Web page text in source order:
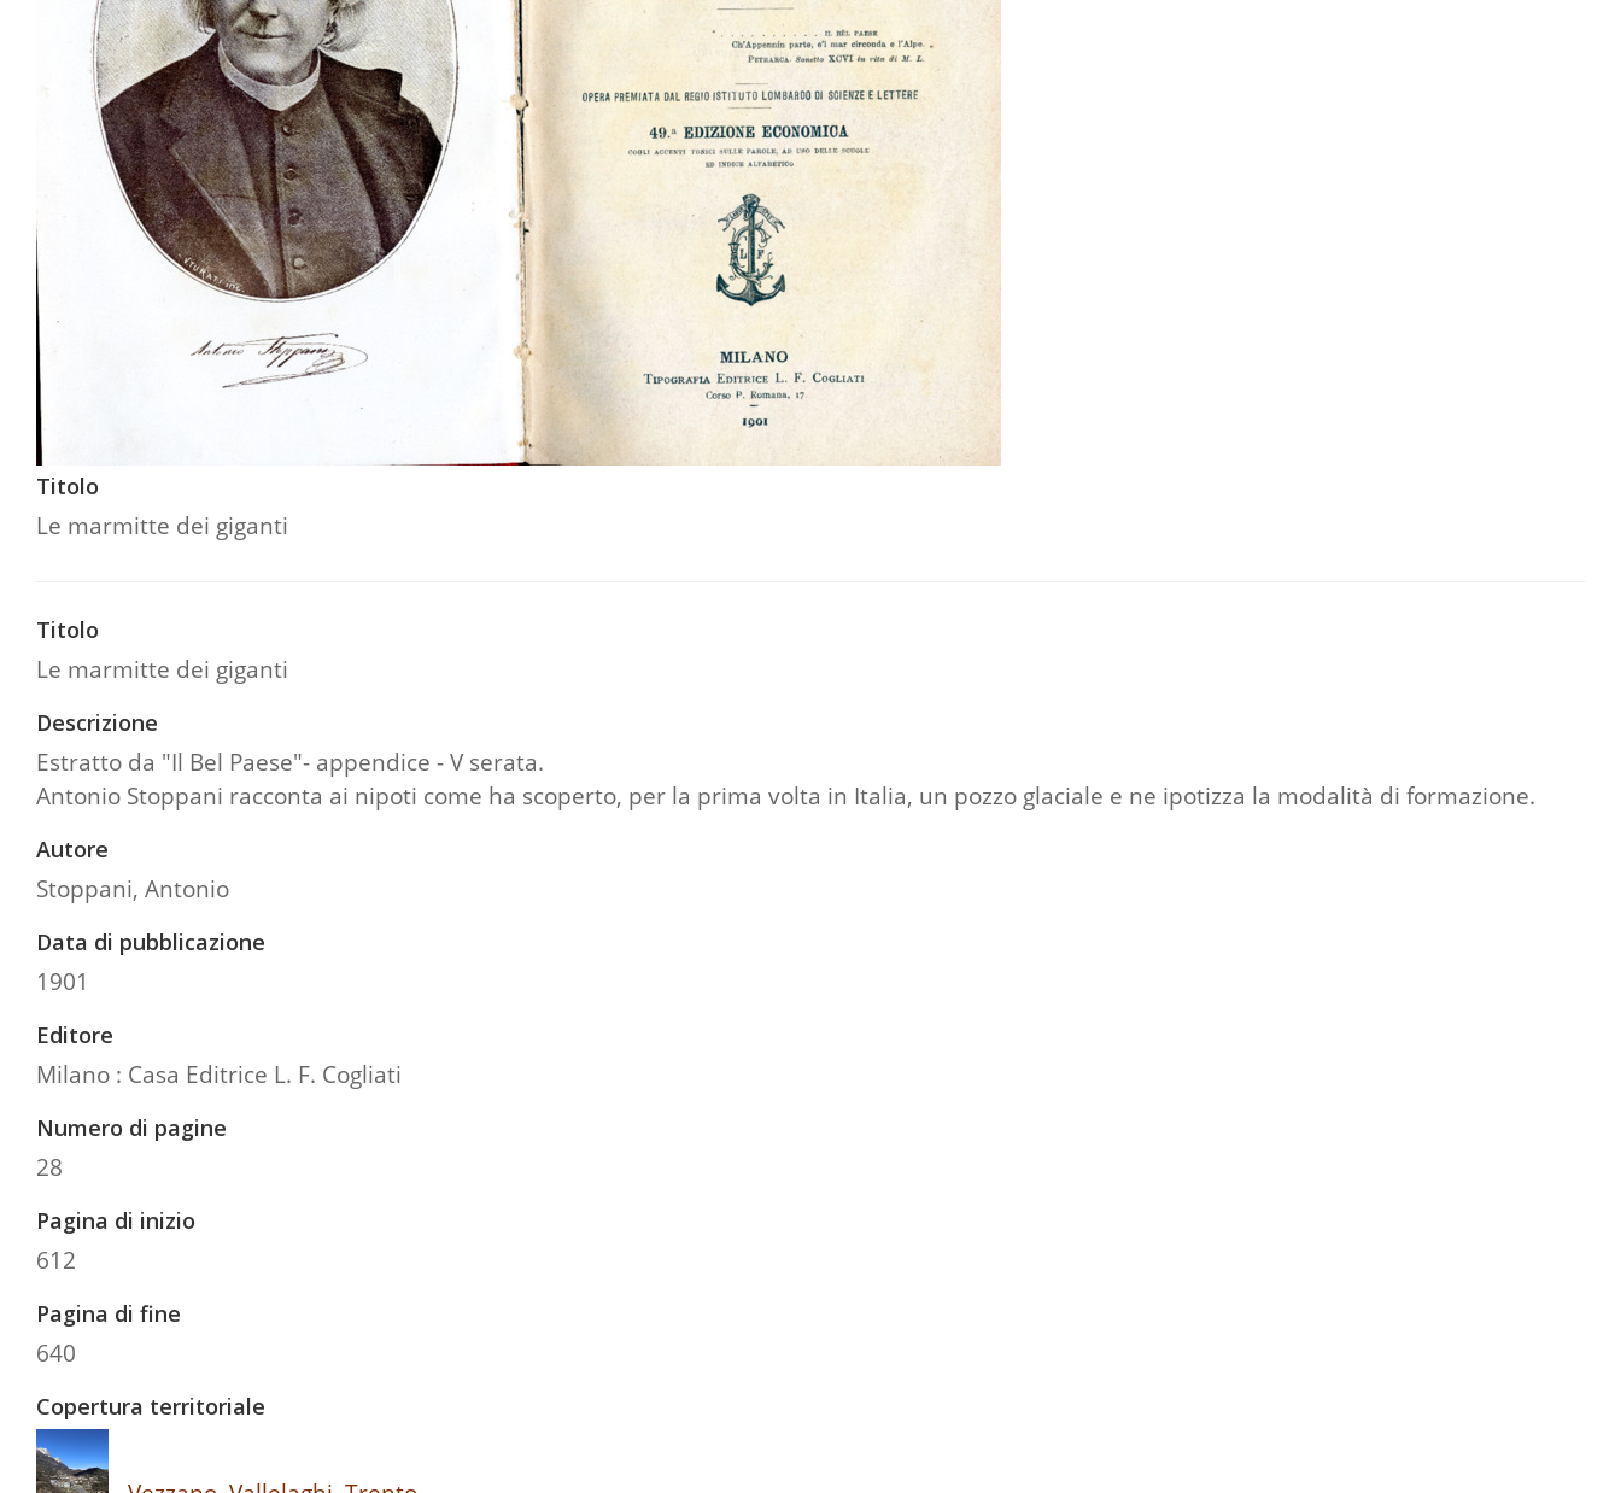
Titolo
Le marmitte dei giganti
Titolo
Le marmitte dei giganti
Descrizione
Estratto da "Il Bel Paese"- appendice - V serata.
Antonio Stoppani racconta ai nipoti come ha scoperto, per la prima volta in Italia, un pozzo glaciale e ne ipotizza la modalità di formazione.
Autore
Stoppani, Antonio
Data di pubblicazione
1901
Editore
Milano : Casa Editrice L. F. Cogliati
Numero di pagine
28
Pagina di inizio
612
Pagina di fine
640
Copertura territoriale